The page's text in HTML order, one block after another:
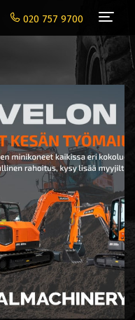
020 757 9700